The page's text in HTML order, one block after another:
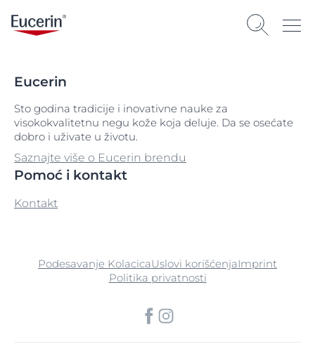
Eucerin
Sto godina tradicije i inovativne nauke za
visokokvalitetnu negu kože koja deluje. Da se osećate
dobro i uživate u životu.
Saznajte više o Eucerin brendu
Pomoć i kontakt
Kontakt
Podesavanje KolacicaUslovi korišćenjaImprint
Politika privatnosti